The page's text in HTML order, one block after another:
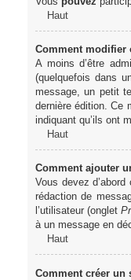
Haut
Comment modifier
A moins d’être
(quelquefois dans
message, un petit
dernière édition. Ce
indiquant qu’ils ont
Haut
Comment ajouter
Vous devez
rédaction de
l’utilisateur (onglet
à un message en
Haut
Comment créer un